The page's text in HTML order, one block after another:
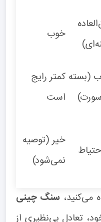
خوب
(بسته کمتر رایج
است
خیر (توصیه
نمی‌شود)
می‌کنید، سنگ چینی
تعادل بی‌نظیری از